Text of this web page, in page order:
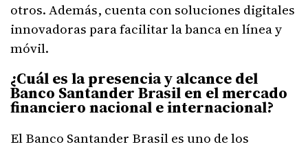
otros. Además, cuenta con soluciones digitales
innovadoras para facilitar la banca en línea y
móvil.
¿Cuál es la presencia y alcance del
Banco Santander Brasil en el mercado
financiero nacional e internacional?
El Banco Santander Brasil es uno de los